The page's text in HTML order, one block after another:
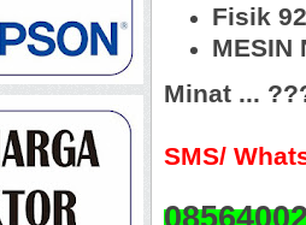
Fisik
MESIN
Minat ...
SMS/